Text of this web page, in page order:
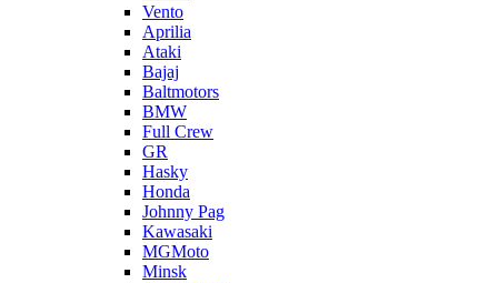
Vento
Aprilia
Ataki
Bajaj
Baltmotors
BMW
Full Crew
GR
Hasky
Honda
Johnny Pag
Kawasaki
MGMoto
Minsk